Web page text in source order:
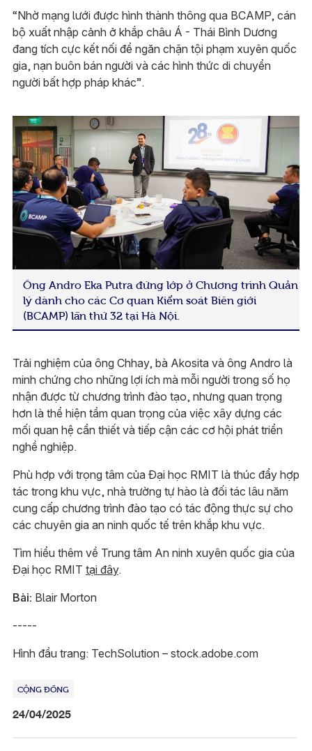
“Nhờ mạng lưới được hình thành thông qua BCAMP, cán
bộ xuất nhập cảnh ở khắp châu Á - Thái Bình Dương
đang tích cực kết nối để ngăn chặn tội phạm xuyên quốc
gia, nạn buôn bán người và các hình thức di chuyển
người bất hợp pháp khác”.
Ông Andro Eka Putra đứng lớp ở Chương trình Quản
lý dành cho các Cơ quan Kiểm soát Biên giới
(BCAMP) lần thứ 32 tại Hà Nội.
Trải nghiệm của ông Chhay, bà Akosita và ông Andro là
minh chứng cho những lợi ích mà mỗi người trong số họ
nhận được từ chương trình đào tạo, nhưng quan trọng
hơn là thể hiện tầm quan trọng của việc xây dựng các
mối quan hệ cần thiết và tiếp cận các cơ hội phát triển
nghề nghiệp.
Phù hợp với trọng tâm của Đại học RMIT là thúc đẩy hợp
tác trong khu vực, nhà trường tự hào là đối tác lâu năm
cung cấp chương trình đào tạo có tác động thực sự cho
các chuyên gia an ninh quốc tế trên khắp khu vực.
Tìm hiểu thêm về Trung tâm An ninh xuyên quốc gia của
Đại học RMIT tại đây.
Bài: Blair Morton
-----
Hình đầu trang: TechSolution – stock.adobe.com
CỘNG ĐỒNG
24/04/2025